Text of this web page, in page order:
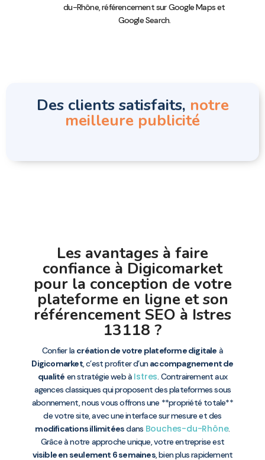
du-Rhône, référencement sur Google Maps et
Google Search.
Des clients satisfaits, notre
meilleure publicité
Les avantages à faire
confiance à Digicomarket
pour la conception de votre
plateforme en ligne et son
référencement SEO à Istres
13118 ?
Confier la création de votre plateforme digitale à
Digicomarket, c’est profiter d’unaccompagnement de
qualité en stratégie web à Istres. Contrairement aux
agences classiques qui proposent des plateformes sous
abonnement, nous vous offrons une **propriété totale**
de votre site, avec une interface sur mesure et des
modifications illimitéesdans Bouches-du-Rhône.
Grâce à notre approche unique, votre entreprise est
visible en seulement 6 semaines, bien plus rapidement